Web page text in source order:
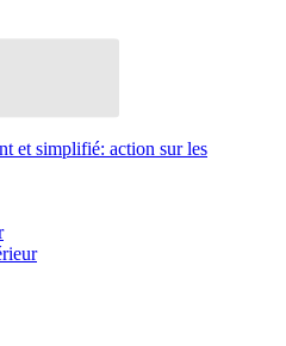
et simplifié: action sur les